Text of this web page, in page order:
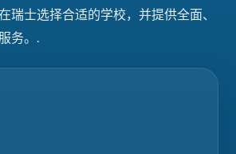
瑞士选择合适的学校，并提供全面、
务。.